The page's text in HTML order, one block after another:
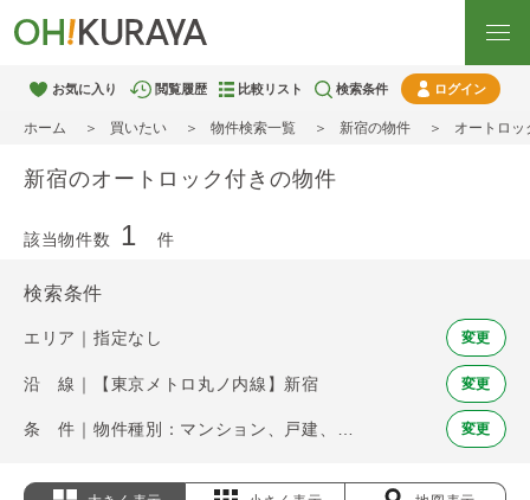
お気に入り 閲覧履歴 比較リスト 検索条件 ログイン
ホーム 買いたい 物件検索一覧 新宿の物件 オートロッ
新宿のオートロック付きの物件
該当物件数 1 件
検索条件
エリア｜指定なし 変更
沿 線｜【東京メトロ丸ノ内線】新宿 変更
変更